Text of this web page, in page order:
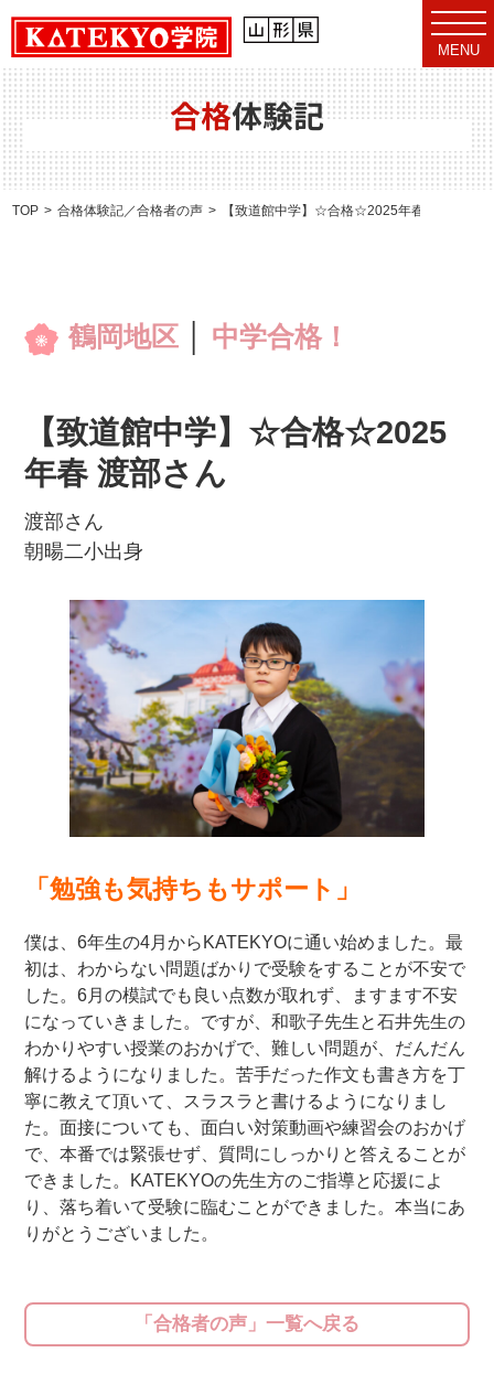
t
o
g
g
l
e
n
v
i
g
MENU
合格体験記
TOP 合格体験記／合格者の声 【致道館中学】☆合格☆2025年春 渡部さん
鶴岡地区 中学合格！
【致道館中学】☆合格☆2025
年春 渡部さん
渡部さん
朝暘二小出身
「勉強も気持ちもサポート」
僕は、6年生の4月からKATEKYOに通い始めました。最
初は、わからない問題ばかりで受験をすることが不安で
した。6月の模試でも良い点数が取れず、ますます不安
になっていきました。ですが、和歌子先生と石井先生の
わかりやすい授業のおかげで、難しい問題が、だんだん
解けるようになりました。苦手だった作文も書き方を丁
寧に教えて頂いて、スラスラと書けるようになりまし
た。面接についても、面白い対策動画や練習会のおかげ
で、本番では緊張せず、質問にしっかりと答えることが
できました。KATEKYOの先生方のご指導と応援によ
り、落ち着いて受験に臨むことができました。本当にあ
りがとうございました。
「合格者の声」一覧へ戻る